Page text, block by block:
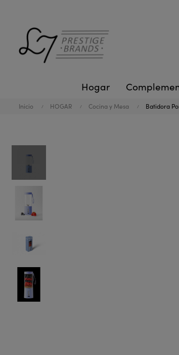
Hogar
Inicio HOGAR Cocina y Mesa Batidora